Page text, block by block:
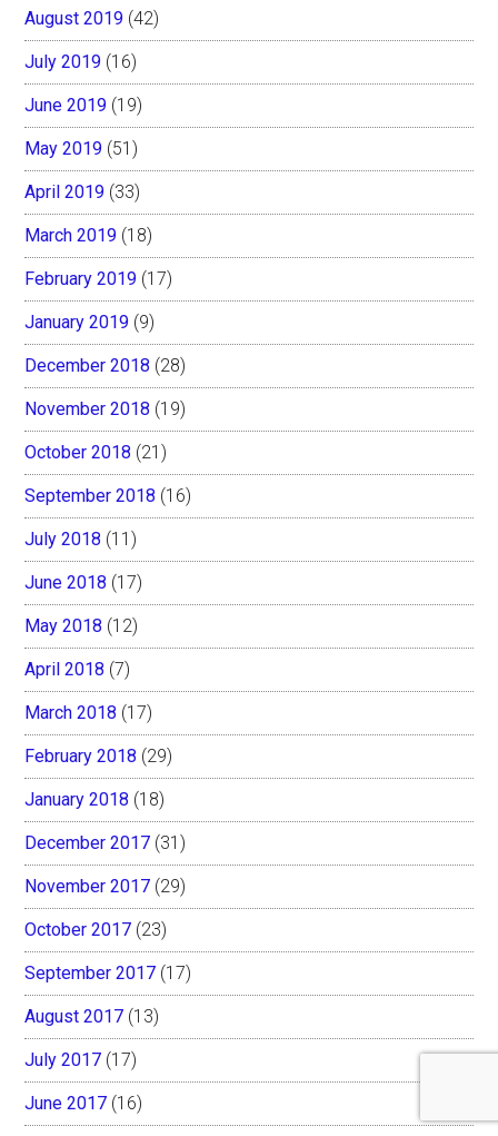
August 2019 (42)
July 2019 (16)
June 2019 (19)
May 2019 (51)
April 2019 (33)
March 2019 (18)
February 2019 (17)
January 2019 (9)
December 2018 (28)
November 2018 (19)
October 2018 (21)
September 2018 (16)
July 2018 (11)
June 2018 (17)
May 2018 (12)
April 2018 (7)
March 2018 (17)
February 2018 (29)
January 2018 (18)
December 2017 (31)
November 2017 (29)
October 2017 (23)
September 2017 (17)
August 2017 (13)
July 2017 (17)
June 2017 (16)